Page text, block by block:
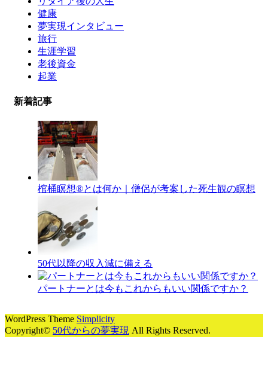
健康
夢実現インタビュー
旅行
生涯学習
老後資金
起業
新着記事
棺桶瞑想®︎とは何か｜僧侶が考案した死生観の瞑想
50代以降の収入減に備える
パートナーとは今もこれからもいい関係ですか？
WordPress Theme Simplicity
Copyright© 50代からの夢実現 All Rights Reserved.